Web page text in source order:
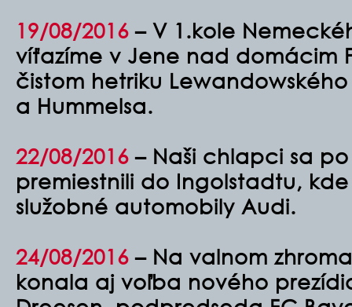
19/08/2016 – V 1.kole
víťazíme v Jene nad domácim
čistom hetriku
a Hummelsa.
22/08/2016 – Naši chlapci sa
premiestnili do Ingolstadtu,
služobné automobily Audi.
24/08/2016 – Na valnom
konala aj voľba nového